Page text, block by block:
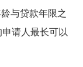
与贷款年限之
请人最长可以